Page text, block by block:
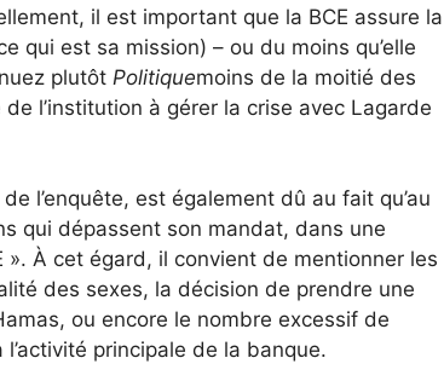
il est important que la BCE assure la
qui est sa mission) – ou du moins qu’elle
plutôt Politiquemoins de la moitié des
l’institution à gérer la crise avec Lagarde
l’enquête, est également dû au fait qu’au
qui dépassent son mandat, dans une
». À cet égard, il convient de mentionner les
des sexes, la décision de prendre une
ou encore le nombre excessif de
principale de la banque.